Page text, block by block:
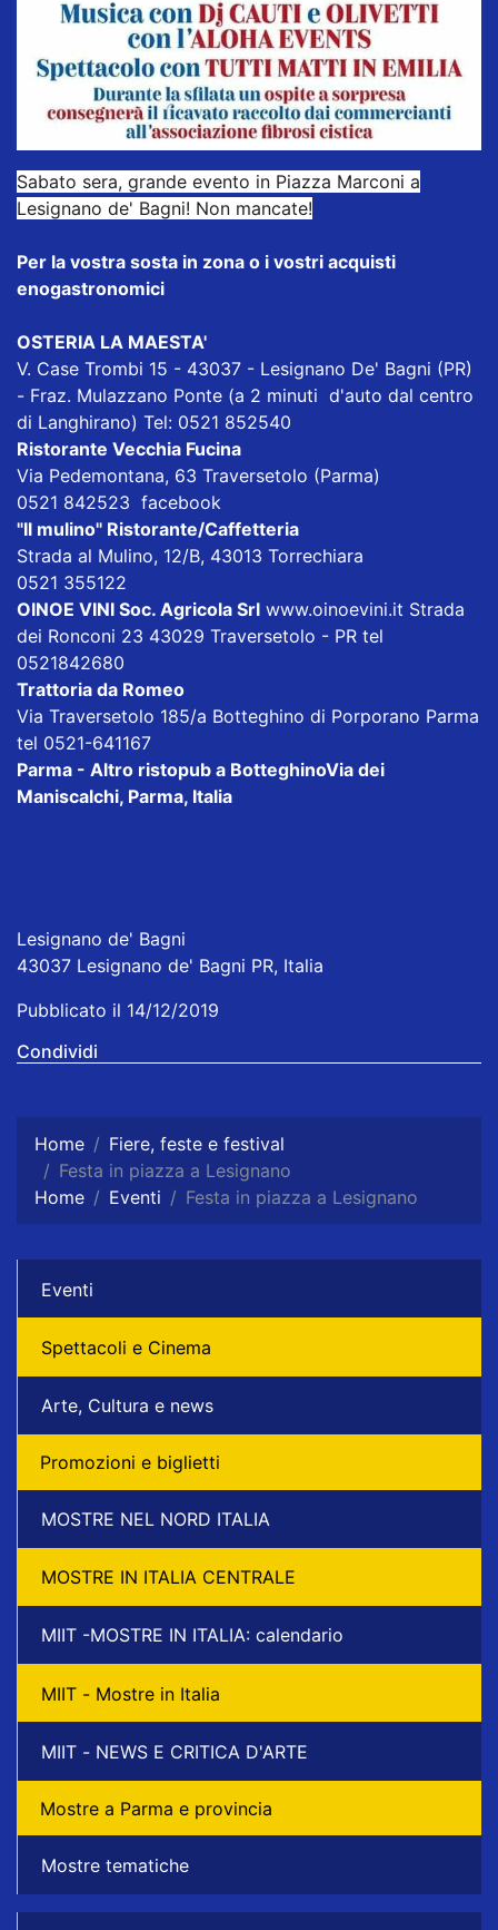
Sabato sera, grande evento in Piazza Marconi a
Lesignano de' Bagni! Non mancate!
Per la vostra sosta in zona o i vostri acquisti
enogastronomici
OSTERIA LA MAESTA'
V. Case Trombi 15 - 43037 - Lesignano De' Bagni (PR)
- Fraz. Mulazzano Ponte (a 2 minuti d'auto dal centro
di Langhirano) Tel: 0521 852540
Ristorante Vecchia Fucina
Via Pedemontana, 63 Traversetolo (Parma)
0521 842523 facebook
"Il mulino" Ristorante/Caffetteria
Strada al Mulino, 12/B, 43013 Torrechiara
0521 355122
OINOE VINI Soc. Agricola Srl www.oinoevini.it Strada
dei Ronconi 23 43029 Traversetolo - PR tel
0521842680
Trattoria da Romeo
Via Traversetolo 185/a Botteghino di Porporano Parma
tel 0521-641167
Parma - Altro ristopub a BotteghinoVia dei
Maniscalchi, Parma, Italia
Lesignano de' Bagni
43037 Lesignano de' Bagni PR, Italia
Pubblicato il 14/12/2019
Condividi
Home
Fiere, feste e festival
Festa in piazza a Lesignano
Home
Eventi Festa in piazza a Lesignano
Eventi
Spettacoli e Cinema
Arte, Cultura e news
Promozioni e biglietti
MOSTRE NEL NORD ITALIA
MOSTRE IN ITALIA CENTRALE
MIIT -MOSTRE IN ITALIA: calendario
MIIT - Mostre in Italia
MIIT - NEWS E CRITICA D'ARTE
Mostre a Parma e provincia
Mostre tematiche